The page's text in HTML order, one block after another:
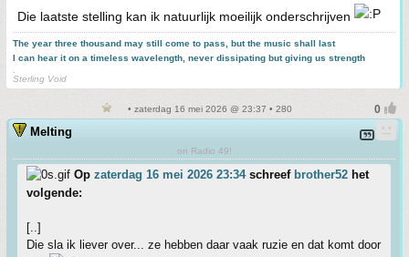
Die laatste stelling kan ik natuurlijk moeilijk onderschrijven
The year three thousand may still come to pass, but the music shall last
I can hear it on a timeless wavelength, never dissipating but giving us strength
Sterling Void
• zaterdag 16 mei 2026 @ 23:37 • 280
Melting
on Radio 49!
Op zaterdag 16 mei 2026 23:34schreef brother52 het
volgende:
[..]
Die sla ik liever over... ze hebben daar vaak ruzie en dat komt door